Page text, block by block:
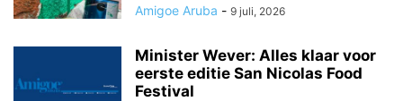
Amigoe Aruba - 9 juli, 2026
Minister Wever: Alles klaar voor
eerste editie San Nicolas Food
Festival